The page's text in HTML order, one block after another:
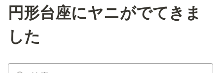
円形台座にヤニがでてきま
した